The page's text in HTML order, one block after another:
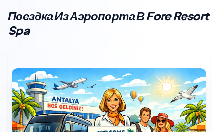
Поездка Из Аэропорта В Fore Resort
Spa